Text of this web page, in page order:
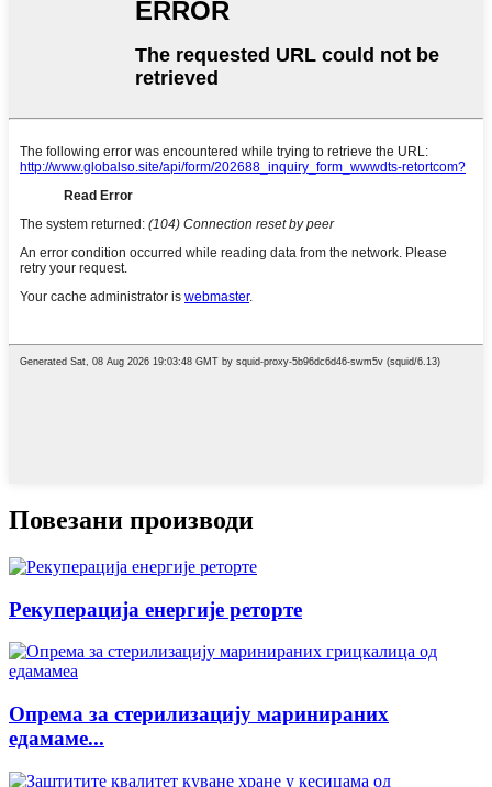
Повезани производи
Рекуперација енергије реторте
Опрема за стерилизацију маринираних
едамаме...